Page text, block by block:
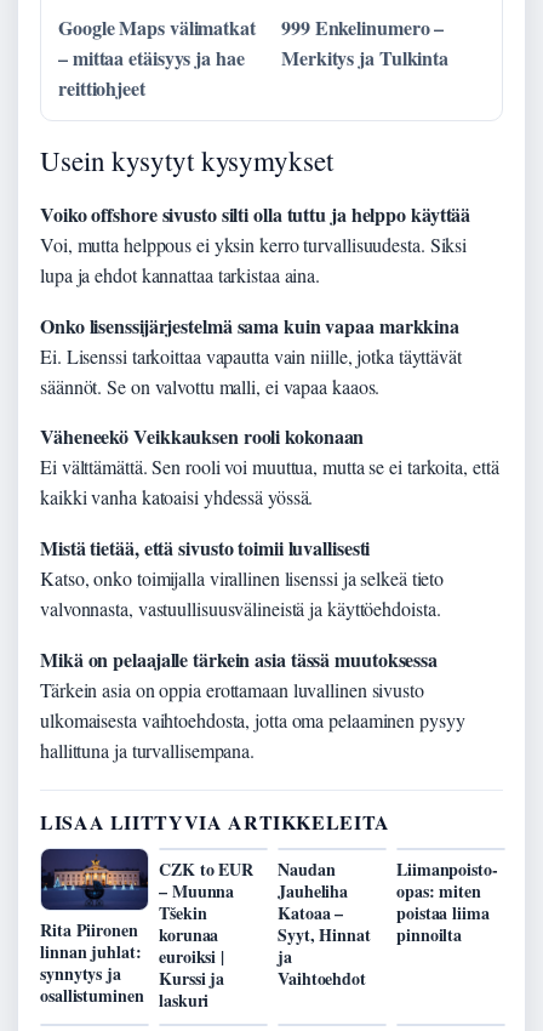
Google Maps välimatkat
– mittaa etäisyys ja hae
reittiohjeet
999 Enkelinumero –
Merkitys ja Tulkinta
Usein kysytyt kysymykset
Voiko offshore sivusto silti olla tuttu ja helppo käyttää
Voi, mutta helppous ei yksin kerro turvallisuudesta. Siksi
lupa ja ehdot kannattaa tarkistaa aina.
Onko lisenssijärjestelmä sama kuin vapaa markkina
Ei. Lisenssi tarkoittaa vapautta vain niille, jotka täyttävät
säännöt. Se on valvottu malli, ei vapaa kaaos.
Väheneekö Veikkauksen rooli kokonaan
Ei välttämättä. Sen rooli voi muuttua, mutta se ei tarkoita, että
kaikki vanha katoaisi yhdessä yössä.
Mistä tietää, että sivusto toimii luvallisesti
Katso, onko toimijalla virallinen lisenssi ja selkeä tieto
valvonnasta, vastuullisuusvälineistä ja käyttöehdoista.
Mikä on pelaajalle tärkein asia tässä muutoksessa
Tärkein asia on oppia erottamaan luvallinen sivusto
ulkomaisesta vaihtoehdosta, jotta oma pelaaminen pysyy
hallittuna ja turvallisempana.
LISAA LIITTYVIA ARTIKKELEITA
Rita Piironen
linnan juhlat:
synnytys ja
osallistuminen
CZK to EUR
– Muunna
Tšekin
korunaa
euroiksi |
Kurssi ja
laskuri
Naudan
Jauheliha
Katoaa –
Syyt, Hinnat
ja
Vaihtoehdot
Liimanpoisto-
opas: miten
poistaa liima
pinnoilta